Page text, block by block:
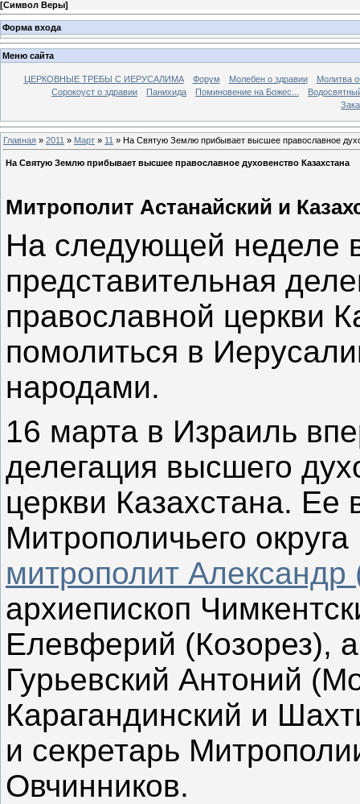
[Символ Веры]
Форма входа
Меню сайта
ЦЕРКОВНЫЕ ТРЕБЫ С ИЕРУСАЛИМА Форум Молебен о здравии
Молитва
Сорокоуст о здравии
Панихида Поминовение на Божес...
Главная » 2011 » Март » 11 » На Святую Землю прибывает высшее православное
На Святую Землю прибывает высшее православное духовенство Казахстана
Митрополит Астанайский и
На следующей неделе
представительная
православной церкви
помолиться в
народами.
16 марта в Израиль
делегация высшего
церкви Казахстана. Ее
Митрополичьего
митрополит Александр
архиепископ
Елевферий (Козорез),
Гурьевский Антоний
Карагандинский и
и секретарь
Овчинников.